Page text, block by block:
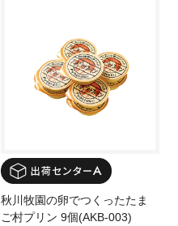
秋川牧園の卵でつくったたま
ご村プリン 9個(AKB-003)